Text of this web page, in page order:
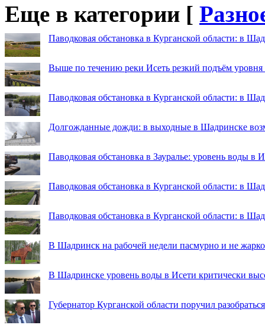
Еще в категории [
Паводковая обстановка в Курганской области: в
Выше по течению реки Исеть резкий подъём
Паводковая обстановка в Курганской области: в
Долгожданные дожди: в выходные в Шадринске
Паводковая обстановка в Зауралье: уровень воды в
Паводковая обстановка в Курганской области: в
Паводковая обстановка в Курганской области: в
В Шадринск на рабочей недели пасмурно и не жарко
В Шадринске уровень воды в Исети критически
Губернатор Курганской области поручил